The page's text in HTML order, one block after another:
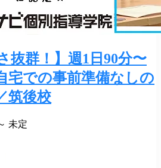
抜群！】週1日90分〜
宅での事前準備なしの
筑後校
未定